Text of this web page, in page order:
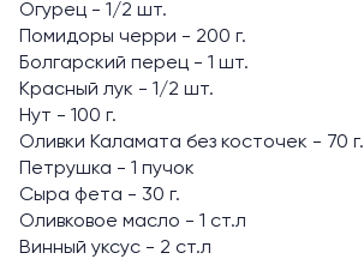
Огурец - 1/2 шт.
Помидоры черри - 200 г.
Болгарский перец - 1 шт.
Красный лук - 1/2 шт.
Нут - 100 г.
Оливки Каламата без косточек - 70 г.
Петрушка - 1 пучок
Сыра фета - 30 г.
Оливковое масло - 1 ст.л
Винный уксус - 2 ст.л